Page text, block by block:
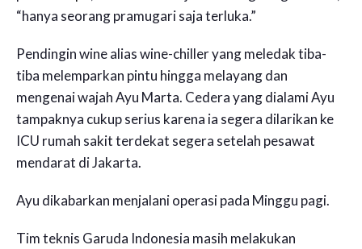
“hanya seorang pramugari saja terluka.”
Pendingin wine alias wine-chiller yang meledak tiba-
tiba melemparkan pintu hingga melayang dan
mengenai wajah Ayu Marta. Cedera yang dialami Ayu
tampaknya cukup serius karena ia segera dilarikan ke
ICU rumah sakit terdekat segera setelah pesawat
mendarat di Jakarta.
Ayu dikabarkan menjalani operasi pada Minggu pagi.
Tim teknis Garuda Indonesia masih melakukan